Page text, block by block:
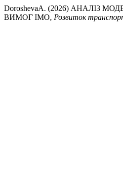
DoroshevaА. (2026) АНАЛІЗ
ВИМОГ IMO, Розвиток